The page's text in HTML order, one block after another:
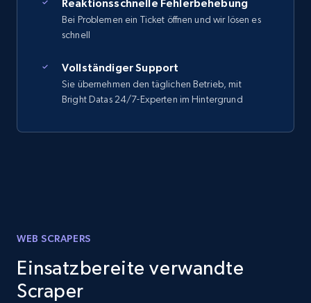
Reaktionsschnelle Fehlerbehebung
Bei Problemen ein Ticket öffnen und wir lösen es
schnell
Vollständiger Support
Sie übernehmen den täglichen Betrieb, mit
Bright Datas 24/7-Experten im Hintergrund
WEB SCRAPERS
Einsatzbereite verwandte
Scraper